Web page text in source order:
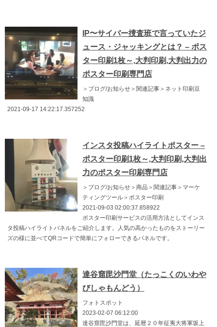
IP〜サイバー捜査班で言っていたジ
ュース・ジャッキングとは？ – ポス
ター印刷1枚～,大判印刷,大判出力の
ポスター印刷専門店
＞ブログ/お知らせ＞関連記事＞ネット印刷豆
知識
2021-09-17 14:22:17.357252
インスタ投稿ハイライトポスター –
ポスター印刷1枚～,大判印刷,大判出
力のポスター印刷専門店
＞ブログ/お知らせ＞商品＞関連記事＞マーケ
ティングツール＞ポスター印刷
2021-09-03 02:00:37.858922
ポスター印刷サービスの活用方法としてインス
タ投稿ハイライトパネルをご紹介します。人気の高かったものをストーリー
ズの様に並べてQRコードで簡単にフォローできるパネルです。
達谷窟毘沙門堂（たっこくのいわや
びしゃもんどう）
フォトスポット
2023-02-07 06:12:00
達谷窟毘沙門堂は、延暦２０年征夷大将軍坂上